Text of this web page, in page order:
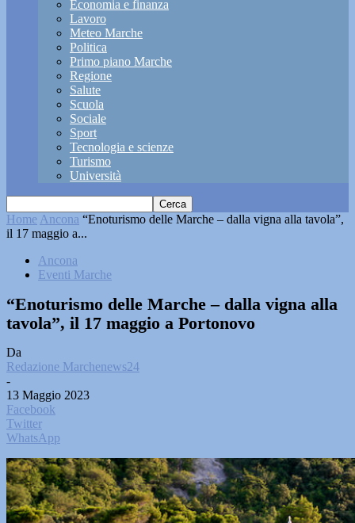
Economia e finanza
Lavoro
Meteo Marche
Politica
Primo piano Marche
Regione
Salute
Scuola
Sociale
Sport
Tecnologia e scienze
Turismo
Università
Home Ancona “Enoturismo delle Marche – dalla vigna alla tavola”,
il 17 maggio a...
Ancona
Eventi Marche
“Enoturismo delle Marche – dalla vigna alla
tavola”, il 17 maggio a Portonovo
Da
Redazione Marchenews24
-
13 Maggio 2023
Facebook
Twitter
WhatsApp